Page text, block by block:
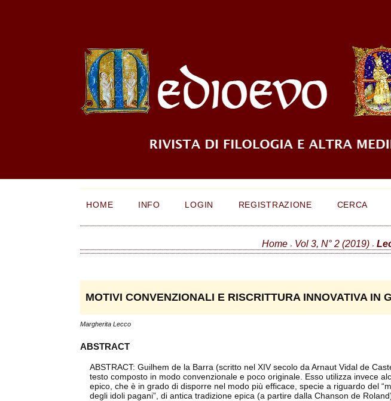
HOME INFO LOGIN REGISTRAZIONE CERCA
Home > Vol 3, N° 2 (2019) >
MOTIVI CONVENZIONALI E RISCRITTURA INNOVATIVA IN
Margherita Lecco
ABSTRACT
ABSTRACT: Guilhem de la Barra (scritto nel XIV secolo da Arnaut Vidal de
testo composto in modo convenzionale e poco originale. Esso utilizza invece
epico, che è in grado di disporre nel modo più efficace, specie a riguardo del
degli idoli pagani”, di antica tradizione epica (a partire dalla Chanson de